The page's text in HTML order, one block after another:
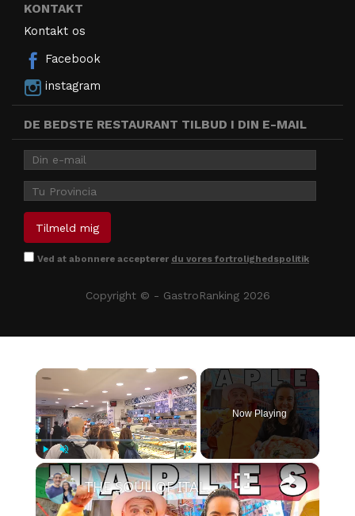
KONTAKT
Kontakt os
Facebook
instagram
DE BEDSTE RESTAURANT TILBUD I DIN E-MAIL
Ved at abonnere accepterer du vores fortrolighedspolitik
Copyright © - GastroRanking 2026
×
Play Unmute Fullscreen
Now Playing
×
THE SOUL OF ITALY! 🇮🇹 THIS IS WHY YOU HAVE TO VISIT NAPLES ITALY!